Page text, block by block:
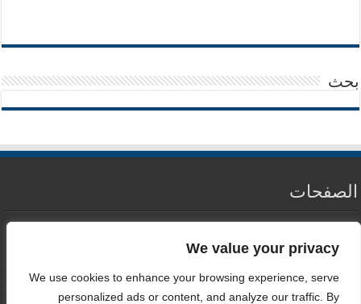
We value your privacy
We use cookies to enhance your browsing experience, serve
personalized ads or content, and analyze our traffic. By
بحث
الصفحات
سياسة الخصوصية
اتصل بنا